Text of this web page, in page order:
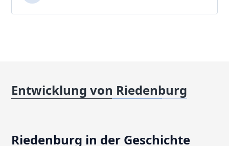
Entwicklung von Riedenburg
Riedenburg in der Geschichte